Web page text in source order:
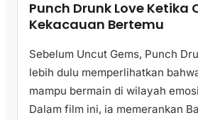
Punch Drunk Love Ketika
Kekacauan Bertemu
Sebelum Uncut Gems, Punch
lebih dulu memperlihatkan
mampu bermain di wilayah
Dalam film ini, ia memerankan